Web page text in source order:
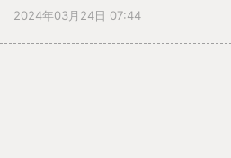
会場および駐車場の関係で人数
たが、会場に来ることができな
2024年03月24日 07:44